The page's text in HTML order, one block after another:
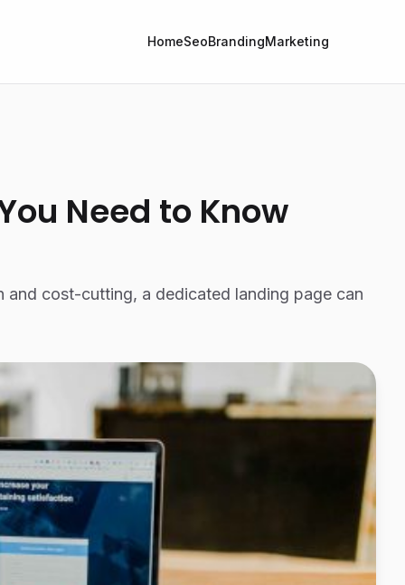
HomeSeoBrandingMarketing
Need to Know
cost-cutting, a dedicated landing page can